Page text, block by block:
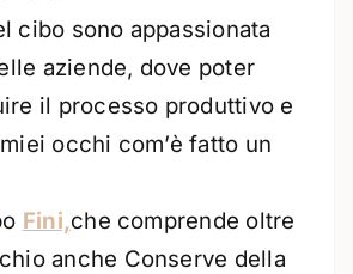
cibo sono appassionata
aziende, dove poter
il processo produttivo e
occhi com’è fatto un
Fini,che comprende oltre
anche Conserve della